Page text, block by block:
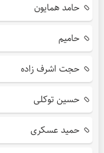
حامد همایون
حامیم
حجت اشرف زاده
حسین توکلی
حمید عسکری